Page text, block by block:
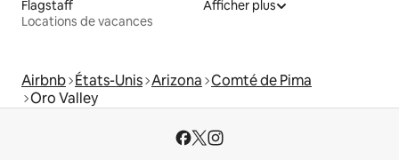
Flagstaff
Locations de vacances
Afficher plus
Airbnb États-Unis Arizona Comté de Pima
Oro Valley